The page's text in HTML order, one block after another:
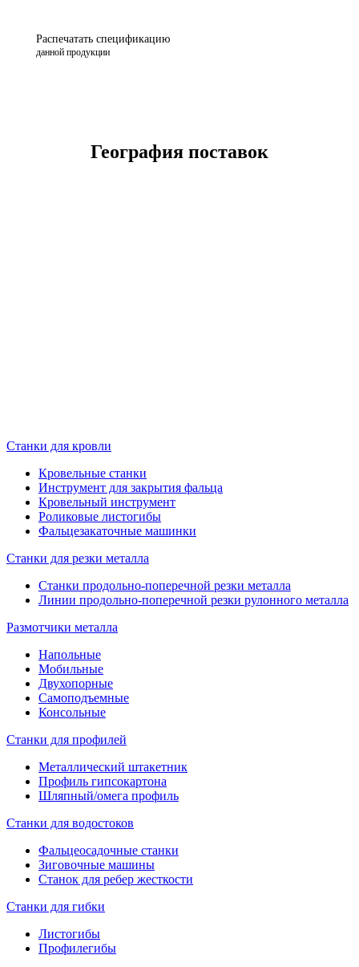
Распечатать спецификацию
данной продукции
География поставок
Станки для кровли
Кровельные станки
Инструмент для закрытия фальца
Кровельный инструмент
Роликовые листогибы
Фальцезакаточные машинки
Станки для резки металла
Станки продольно-поперечной резки металла
Линии продольно-поперечной резки рулонного металла
Размотчики металла
Напольные
Мобильные
Двухопорные
Самоподъемные
Консольные
Станки для профилей
Металлический штакетник
Профиль гипсокартона
Шляпный/омега профиль
Станки для водостоков
Фальцеосадочные станки
Зиговочные машины
Станок для ребер жесткости
Станки для гибки
Листогибы
Профилегибы